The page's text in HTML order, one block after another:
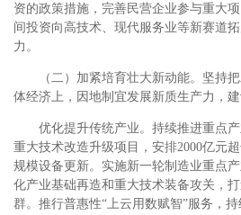
资的政策措施，完善民营企业参与重大
间投资向高技术、现代服务业等新赛道
力。
（二）加紧培育壮大新动能。坚持
体经济上，因地制宜发展新质生产力，建
优化提升传统产业。持续推进重点
重大技术改造升级项目，安排2000亿元
规模设备更新。实施新一轮制造业重点
化产业基础再造和重大技术装备攻关，
群。推行普惠性“上云用数赋智”服务，